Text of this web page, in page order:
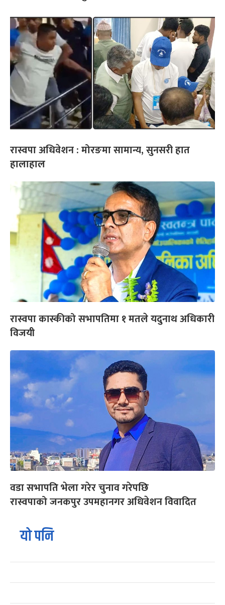
रास्वपा अधिवेशन : मोरङमा सामान्य, सुनसरी हात
हालाहाल
रास्वपा कास्कीको सभापतिमा १ मतले यदुनाथ अधिकारी
विजयी
वडा सभापति भेला गरेर चुनाव गरेपछि
रास्वपाको जनकपुर उपमहानगर अधिवेशन विवादित
यो पनि